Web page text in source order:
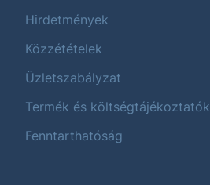
Hirdetmények
Közzétételek
Üzletszabályzat
Termék és költségtájékoztatók
Fenntarthatóság